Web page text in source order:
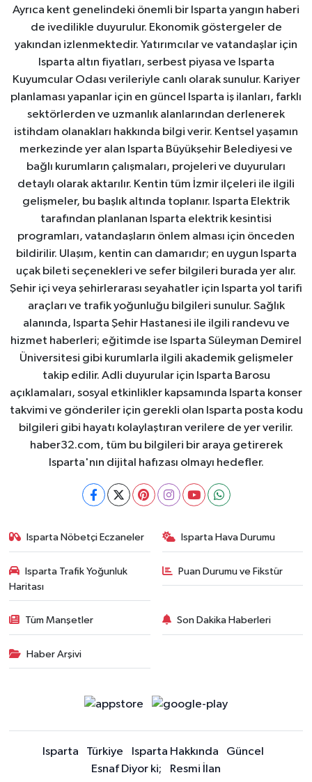
Ayrıca kent genelindeki önemli bir Isparta yangın haberi
de ivedilikle duyurulur. Ekonomik göstergeler de
yakından izlenmektedir. Yatırımcılar ve vatandaşlar için
Isparta altın fiyatları, serbest piyasa ve Isparta
Kuyumcular Odası verileriyle canlı olarak sunulur. Kariyer
planlaması yapanlar için en güncel Isparta iş ilanları, farklı
sektörlerden ve uzmanlık alanlarından derlenerek
istihdam olanakları hakkında bilgi verir. Kentsel yaşamın
merkezinde yer alan Isparta Büyükşehir Belediyesi ve
bağlı kurumların çalışmaları, projeleri ve duyuruları
detaylı olarak aktarılır. Kentin tüm İzmir ilçeleri ile ilgili
gelişmeler, bu başlık altında toplanır. Isparta Elektrik
tarafından planlanan Isparta elektrik kesintisi
programları, vatandaşların önlem alması için önceden
bildirilir. Ulaşım, kentin can damarıdır; en uygun Isparta
uçak bileti seçenekleri ve sefer bilgileri burada yer alır.
Şehir içi veya şehirlerarası seyahatler için Isparta yol tarifi
araçları ve trafik yoğunluğu bilgileri sunulur. Sağlık
alanında, Isparta Şehir Hastanesi ile ilgili randevu ve
hizmet haberleri; eğitimde ise Isparta Süleyman Demirel
Üniversitesi gibi kurumlarla ilgili akademik gelişmeler
takip edilir. Adli duyurular için Isparta Barosu
açıklamaları, sosyal etkinlikler kapsamında Isparta konser
takvimi ve gönderiler için gerekli olan Isparta posta kodu
bilgileri gibi hayatı kolaylaştıran verilere de yer verilir.
haber32.com, tüm bu bilgileri bir araya getirerek
Isparta'nın dijital hafızası olmayı hedefler.
Isparta Nöbetçi Eczaneler Isparta Hava Durumu
Isparta Trafik Yoğunluk
Haritası
Puan Durumu ve Fikstür
Tüm Manşetler Son Dakika Haberleri
Haber Arşivi
Isparta Türkiye Isparta Hakkında
Güncel
Esnaf Diyor ki;
Resmi İlan